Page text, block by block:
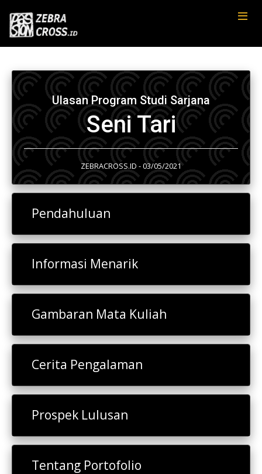
Ulasan Program Studi Sarjana
Seni Tari
ZEBRACROSS.ID - 03/05/2021
Pendahuluan
Informasi Menarik
Gambaran Mata Kuliah
Cerita Pengalaman
Prospek Lulusan
Tentang Portofolio